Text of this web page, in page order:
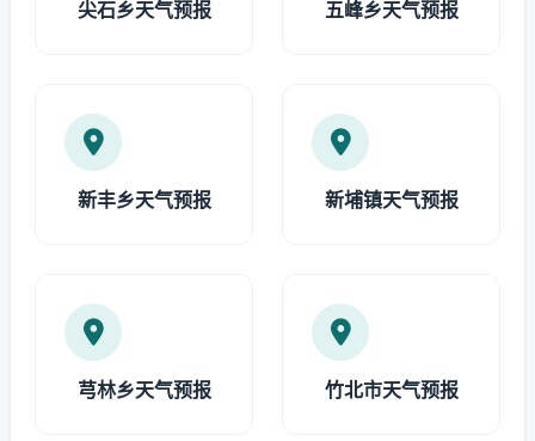
尖石乡天气预报 五峰乡天气预报
新丰乡天气预报 新埔镇天气预报
芎林乡天气预报 竹北市天气预报